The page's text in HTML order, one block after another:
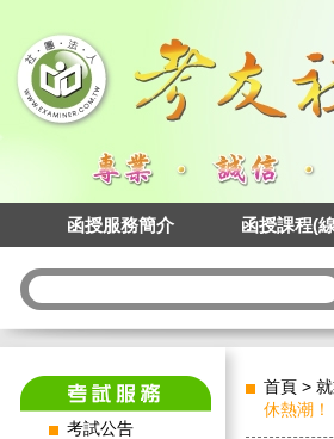
函授服務簡介 函授課程(
考試公告
首頁 >
休熱潮